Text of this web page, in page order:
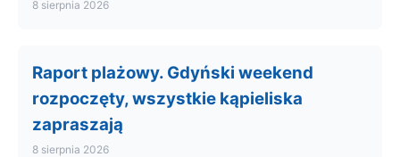
8 sierpnia 2026
Raport plażowy. Gdyński weekend
rozpoczęty, wszystkie kąpieliska
zapraszają
8 sierpnia 2026